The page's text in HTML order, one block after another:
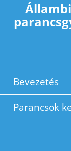
Bevezetés
Parancsok